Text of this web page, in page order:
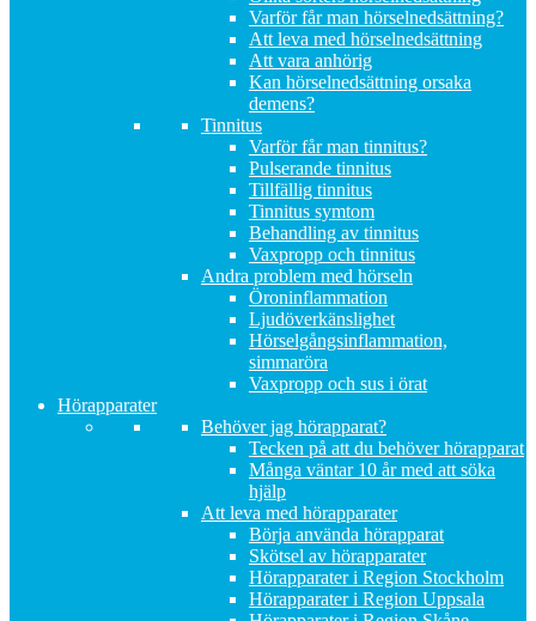
Varför får man hörselnedsättning?
Att leva med hörselnedsättning
Att vara anhörig
Kan hörselnedsättning orsaka
demens?
Tinnitus
Varför får man tinnitus?
Pulserande tinnitus
Tillfällig tinnitus
Tinnitus symtom
Behandling av tinnitus
Vaxpropp och tinnitus
Andra problem med hörseln
Öroninflammation
Ljudöverkänslighet
Hörselgångsinflammation,
simmaröra
Vaxpropp och sus i örat
Hörapparater
Behöver jag hörapparat?
Tecken på att du behöver hörapparat
Många väntar 10 år med att söka
hjälp
Att leva med hörapparater
Börja använda hörapparat
Skötsel av hörapparater
Hörapparater i Region Stockholm
Hörapparater i Region Uppsala